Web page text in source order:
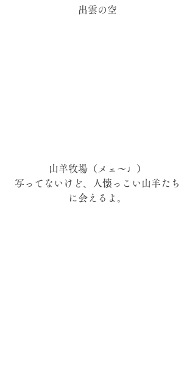
出雲の空
山羊牧場（メェ〜♩）
写ってないけど、人懐っこい山羊たち
に会えるよ。